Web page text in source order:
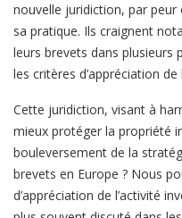
nouvelle juridiction, par
sa pratique. Ils craignent
leurs brevets dans plusieurs
les critères d’appréciation
Cette juridiction, visant à
mieux protéger la propriété
bouleversement de la
brevets en Europe ? Nous
d’appréciation de l’activité